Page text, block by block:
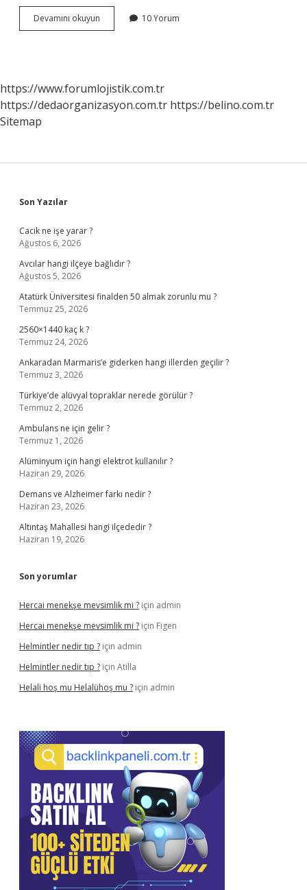
Devamını okuyun
yara
10 Yorum
https://www.forumlojistik.com.tr
https://dedaorganizasyon.com.tr https://belino.com.tr
Sitemap
Sidebar
Son Yazılar
Cacık ne işe yarar ?
Ağustos 6, 2026
Avcılar hangi ilçeye bağlıdır ?
Ağustos 5, 2026
Atatürk Üniversitesi finalden 50 almak zorunlu mu ?
Temmuz 25, 2026
2560×1440 kaç k ?
Temmuz 24, 2026
Ankaradan Marmaris’e giderken hangi illerden geçilir ?
Temmuz 3, 2026
Türkiye’de alüvyal topraklar nerede görülür ?
Temmuz 2, 2026
Ambulans ne için gelir ?
Temmuz 1, 2026
Alüminyum için hangi elektrot kullanılır ?
Haziran 29, 2026
Demans ve Alzheimer farkı nedir ?
Haziran 23, 2026
Altıntaş Mahallesi hangi ilçededir ?
Haziran 19, 2026
Son yorumlar
Hercai menekşe mevsimlik mi ? için admin
Hercai menekşe mevsimlik mi ? için Figen
Helmintler nedir tıp ? için admin
Helmintler nedir tıp ? için Atilla
Helali hoş mu Helalühoş mu ? için admin